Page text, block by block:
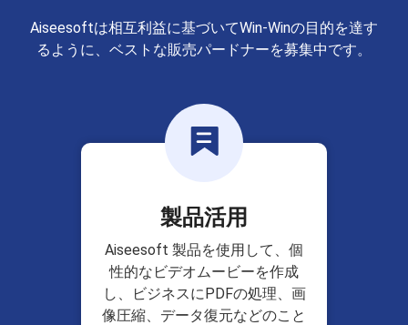
Aiseesoftは相互利益に基づいてWin-Winの目的を達す
るように、ベストな販売パードナーを募集中です。
製品活用
Aiseesoft 製品を使用して、個
性的なビデオムービーを作成
し、ビジネスにPDFの処理、画
像圧縮、データ復元などのこと